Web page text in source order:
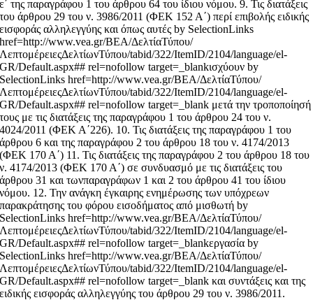
ε΄ της παραγράφου 1 του άρθρου 64 του ίδιου νόμου. 9. Τις διατάξεις
του άρθρου 29 του ν. 3986/2011 (ΦΕΚ 152 Α΄) περί επιβολής ειδικής
εισφοράς αλληλεγγύης και όπως αυτές by SelectionLinks
href=http://www.vea.gr/ΒΕΑ/ΔελτίαΤύπου/
ΛεπτομέρειεςΔελτίωνΤύπου/tabid/322/ItemID/2104/language/el-
GR/Default.aspx## rel=nofollow target=_blankισχύουν by
SelectionLinks href=http://www.vea.gr/ΒΕΑ/ΔελτίαΤύπου/
ΛεπτομέρειεςΔελτίωνΤύπου/tabid/322/ItemID/2104/language/el-
GR/Default.aspx## rel=nofollow target=_blank μετά την τροποποίησή
τους με τις διατάξεις της παραγράφου 1 του άρθρου 24 του ν.
4024/2011 (ΦΕΚ Α΄226). 10. Τις διατάξεις της παραγράφου 1 του
άρθρου 6 και της παραγράφου 2 του άρθρου 18 του ν. 4174/2013
(ΦΕΚ 170 Α΄) 11. Τις διατάξεις της παραγράφου 2 του άρθρου 18 του
ν. 4174/2013 (ΦΕΚ 170 Α΄) σε συνδυασμό με τις διατάξεις του
άρθρου 31 και τωνπαραγράφων 1 και 2 του άρθρου 41 του ίδιου
νόμου. 12. Την ανάγκη έγκαιρης ενημέρωσης των υπόχρεων
παρακράτησης του φόρου εισοδήματος από μισθωτή by
SelectionLinks href=http://www.vea.gr/ΒΕΑ/ΔελτίαΤύπου/
ΛεπτομέρειεςΔελτίωνΤύπου/tabid/322/ItemID/2104/language/el-
GR/Default.aspx## rel=nofollow target=_blankεργασία by
SelectionLinks href=http://www.vea.gr/ΒΕΑ/ΔελτίαΤύπου/
ΛεπτομέρειεςΔελτίωνΤύπου/tabid/322/ItemID/2104/language/el-
GR/Default.aspx## rel=nofollow target=_blank και συντάξεις και της
ειδικής εισφοράς αλληλεγγύης του άρθρου 29 του ν. 3986/2011.